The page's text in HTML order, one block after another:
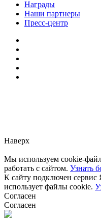
Награды
Наши партнеры
Пресс-центр
Наверх
Мы используем cookie-
работать с сайтом. Узнать
К сайту подключен
использует файлы cookie.
Согласен
Согласен